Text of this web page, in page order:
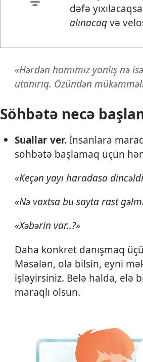
dəfə
alınacaqvə
«Hərdən hamımız yanlış nə
utanırıq. Özündən
Söhbətə necə
Suallar ver.İnsanlara
söhbətə başlamaq üçün
«Keçən yayı haradasa
«Nə vaxtsa bu sayta rast
«Xəbərin var..?»
Daha konkret danışmaq
Məsələn, ola bilsin, eyni
işləyirsiniz. Belə halda, elə
maraqlı olsun.